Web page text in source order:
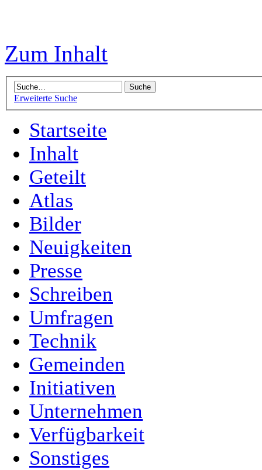
Zum Inhalt
Erweiterte Suche
Startseite
Inhalt
Geteilt
Atlas
Bilder
Neuigkeiten
Presse
Schreiben
Umfragen
Technik
Gemeinden
Initiativen
Unternehmen
Verfügbarkeit
Sonstiges